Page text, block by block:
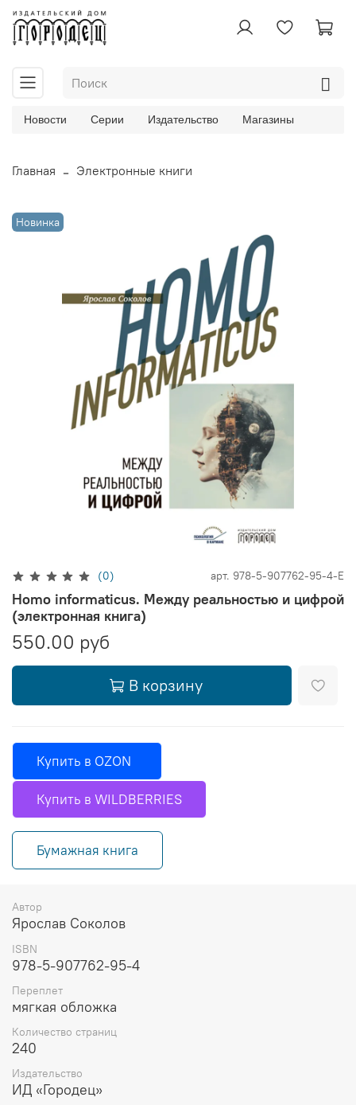
Новости Серии Издательство Магазины
Главная Электронные книги
Новинка
(0) арт. 978-5-907762-95-4-E
Homo informaticus. Между реальностью и цифрой
(электронная книга)
550.00 руб
В корзину
Купить в OZON
Купить в WILDBERRIES
Бумажная книга
Автор
Ярослав Соколов
ISBN
978-5-907762-95-4
Переплет
мягкая обложка
Количество страниц
240
Издательство
ИД «Городец»